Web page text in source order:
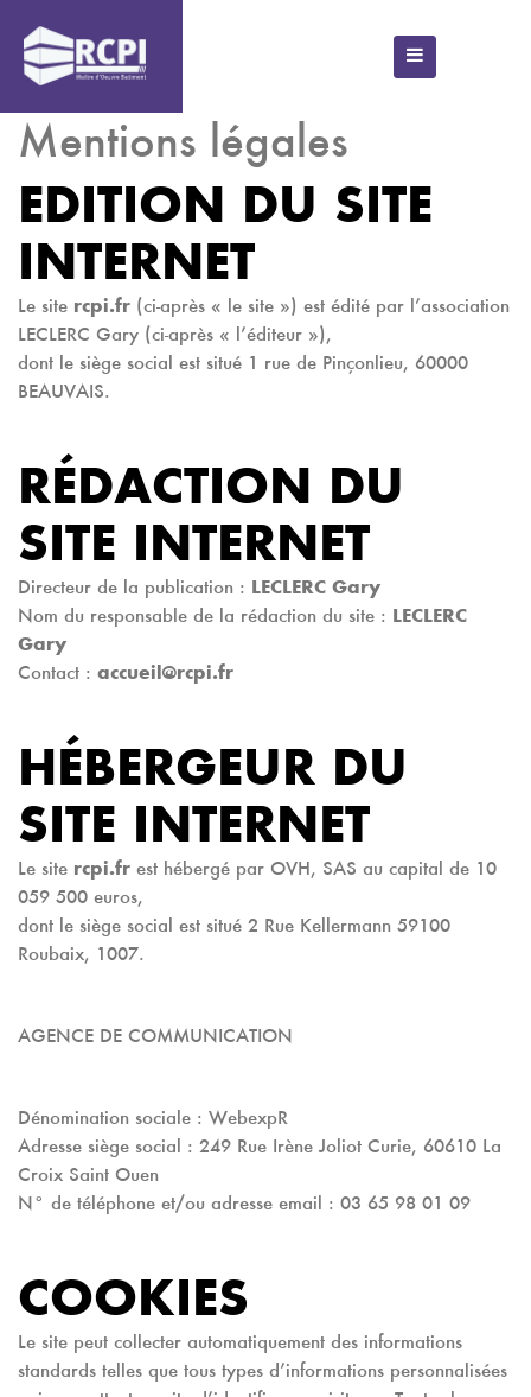
Mentions légales
EDITION DU SITE
INTERNET
Le site rcpi.fr (ci-après « le site ») est édité par l’association
LECLERC Gary (ci-après « l’éditeur »),
dont le siège social est situé 1 rue de Pinçonlieu, 60000
BEAUVAIS.
RÉDACTION DU
SITE INTERNET
Directeur de la publication : LECLERC Gary
Nom du responsable de la rédaction du site : LECLERC
Gary
Contact : accueil@rcpi.fr
HÉBERGEUR DU
SITE INTERNET
Le site rcpi.fr est hébergé par OVH, SAS au capital de 10
059 500 euros,
dont le siège social est situé 2 Rue Kellermann 59100
Roubaix, 1007.
AGENCE DE COMMUNICATION
Dénomination sociale : WebexpR
Adresse siège social : 249 Rue Irène Joliot Curie, 60610 La
Croix Saint Ouen
N° de téléphone et/ou adresse email : 03 65 98 01 09
COOKIES
Le site peut collecter automatiquement des informations
standards telles que tous types d’informations personnalisées